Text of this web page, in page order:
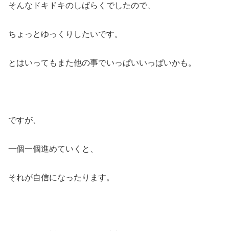
そんなドキドキのしばらくでしたので、
ちょっとゆっくりしたいです。
とはいってもまた他の事でいっぱいいっぱいかも。
ですが、
一個一個進めていくと、
それが自信になったります。